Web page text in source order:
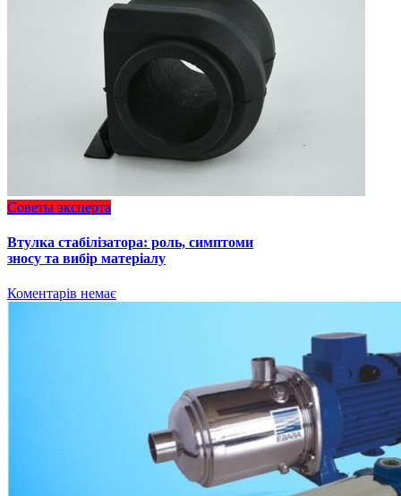
Советы эксперта
Втулка стабілізатора: роль, симптоми
зносу та вибір матеріалу
Коментарів немає